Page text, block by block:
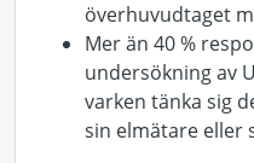
överhuvudtaget
Mer än 40 %
undersökning av
varken tänka sig
sin elmätare eller